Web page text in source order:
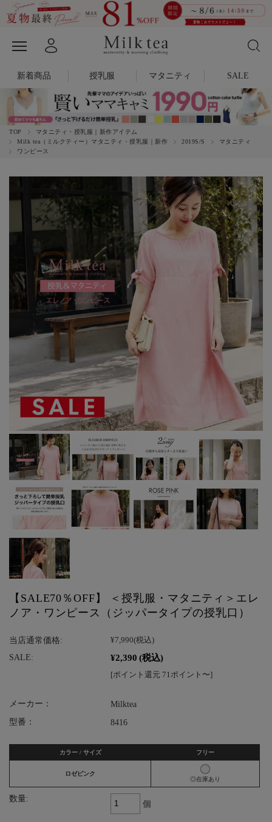
新着商品 授乳服 マタニティ SALE
TOP
マタニティ・授乳服｜新作アイテム
Milk tea（ミルクティー）マタニティ・授乳服｜新作
2019S/S
マタニティ
ワンピース
【SALE70％OFF】 ＜授乳服・マタニティ＞エレ
ノア・ワンピース（ジッパータイプの授乳口）
当店通常価格: ¥7,990(税込)
SALE: ¥2,390 (税込)
[ポイント還元 71ポイント〜]
メーカー：
Milktea
型番：
8416
カラー / サイズ フリー
ロゼピンク
◎在庫あり
数量:
個